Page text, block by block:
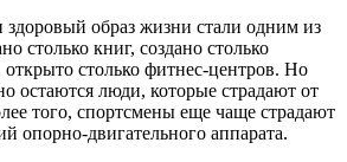
образ жизни стали одним из
столько книг, создано столько
столько фитнес-центров. Но
остаются люди, которые страдают от
того, спортсмены еще чаще страдают
опорно-двигательного аппарата.